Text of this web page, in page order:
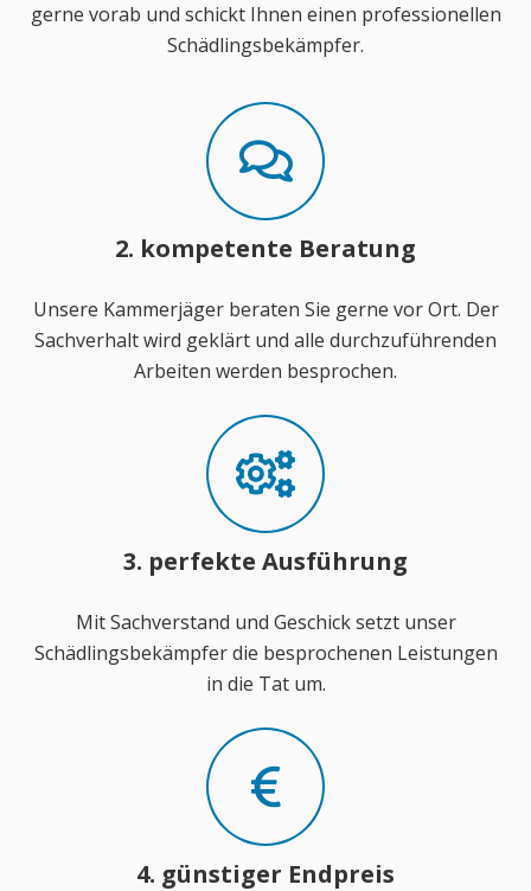
gerne vorab und schickt Ihnen einen professionellen
Schädlingsbekämpfer.
2. kompetente Beratung
Unsere Kammerjäger beraten Sie gerne vor Ort. Der
Sachverhalt wird geklärt und alle durchzuführenden
Arbeiten werden besprochen.
3. perfekte Ausführung
Mit Sachverstand und Geschick setzt unser
Schädlingsbekämpfer die besprochenen Leistungen
in die Tat um.
4. günstiger Endpreis